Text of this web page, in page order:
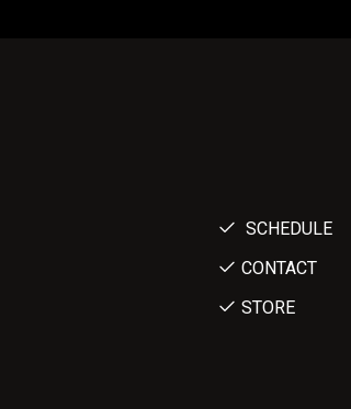
SCHEDULE
CONTACT
STORE